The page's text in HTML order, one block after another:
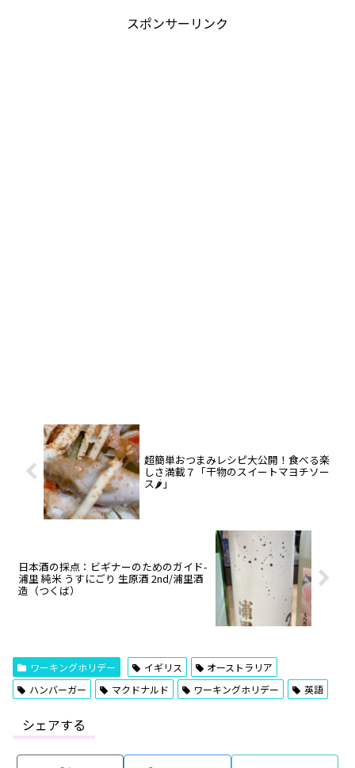
スポンサーリンク
超簡単おつまみレシピ大公開！食べる楽
しさ満載７「干物のスイートマヨチソー
ス🌶」
日本酒の採点：ビギナーのためのガイド-
浦里 純米 うすにごり 生原酒 2nd/浦里酒
造（つくば）
ワーキングホリデー イギリス
オーストラリア
ハンバーガー
マクドナルド ワーキングホリデー 英語
シェアする